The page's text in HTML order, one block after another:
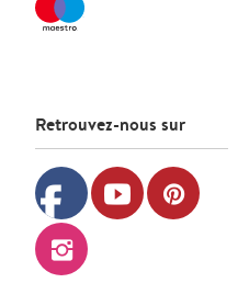
Retrouvez-nous sur
facebook youtube pinterest
instagram